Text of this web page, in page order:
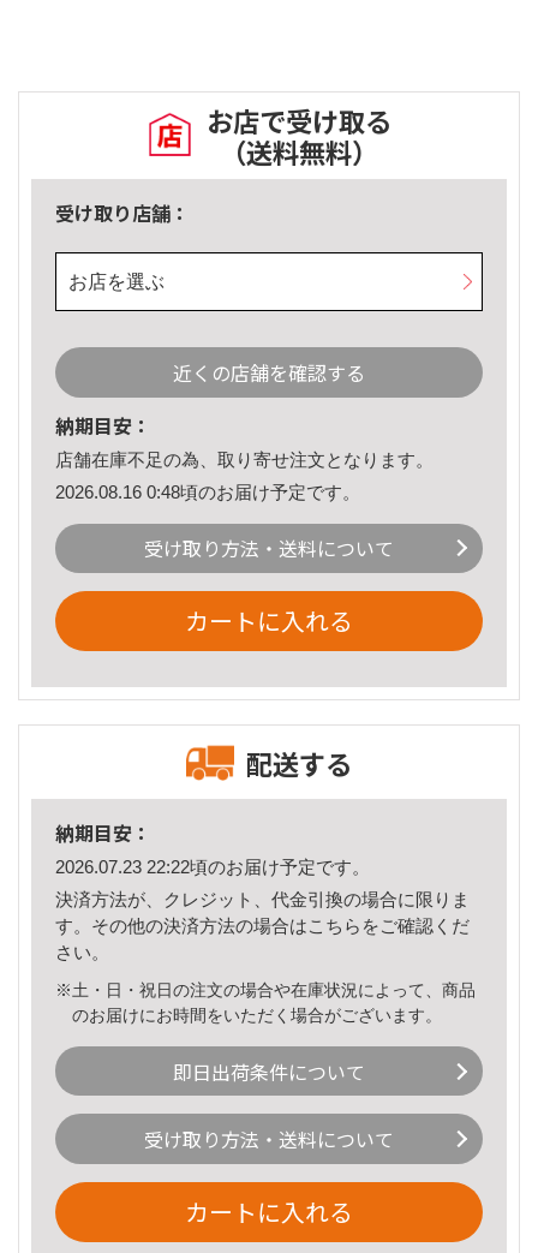
お店で受け取る
（送料無料）
受け取り店舗：
お店を選ぶ
近くの店舗を確認する
納期目安：
店舗在庫不足の為、取り寄せ注文となります。
2026.08.16 0:48頃のお届け予定です。
受け取り方法・送料について
カートに入れる
配送する
納期目安：
2026.07.23 22:22頃のお届け予定です。
決済方法が、クレジット、代金引換の場合に限りま
す。その他の決済方法の場合はこちら をご確認くだ
さい。
※土・日・祝日の注文の場合や在庫状況によって、商品
のお届けにお時間をいただく場合がございます。
即日出荷条件について
受け取り方法・送料について
カートに入れる